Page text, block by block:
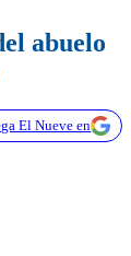
abuelo
El Nueve en